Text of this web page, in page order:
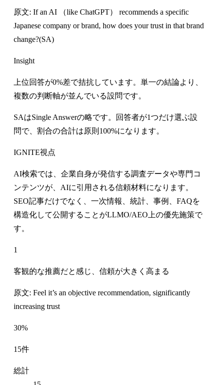
原文: If an AI （like ChatGPT） recommends a specific
Japanese company or brand, how does your trust in that brand
change?(SA)
Insight
上位回答が0%差で拮抗しています。単一の結論より、
複数の判断軸が並んでいる設問です。
SAはSingle Answerの略です。回答者が1つだけ選ぶ設
問で、割合の合計は原則100%になります。
IGNITE視点
AI検索では、企業自身が発信する調査データや専門コ
ンテンツが、AIに引用される信頼材料になります。
SEO記事だけでなく、一次情報、統計、事例、FAQを
構造化して公開することがLLMO/AEO上の優先施策で
す。
1
客観的な推薦だと感じ、信頼が大きく高まる
原文: Feel it’s an objective recommendation, significantly
increasing trust
30%
15件
総計